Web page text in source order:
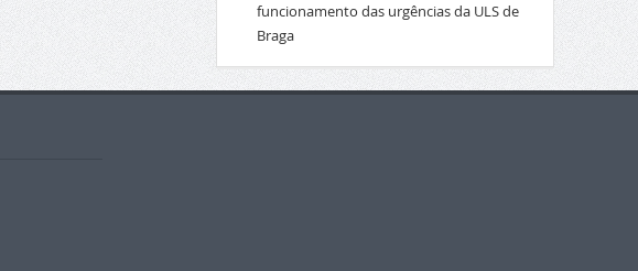
funcionamento das urgências da ULS de
Braga